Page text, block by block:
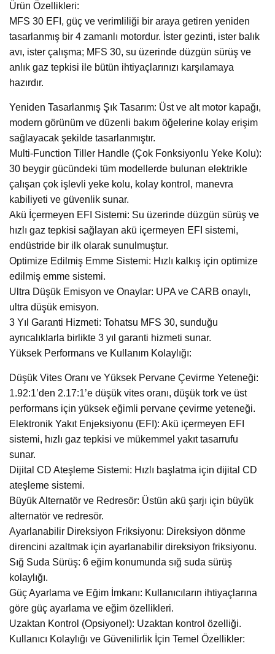
Ürün Özellikleri:
MFS 30 EFI, güç ve verimliliği bir araya getiren yeniden
tasarlanmış bir 4 zamanlı motordur. İster gezinti, ister balık
avı, ister çalışma; MFS 30, su üzerinde düzgün sürüş ve
anlık gaz tepkisi ile bütün ihtiyaçlarınızı karşılamaya
hazırdır.
Yeniden Tasarlanmış Şık Tasarım: Üst ve alt motor kapağı,
modern görünüm ve düzenli bakım öğelerine kolay erişim
sağlayacak şekilde tasarlanmıştır.
Multi-Function Tiller Handle (Çok Fonksiyonlu Yeke Kolu):
30 beygir gücündeki tüm modellerde bulunan elektrikle
çalışan çok işlevli yeke kolu, kolay kontrol, manevra
kabiliyeti ve güvenlik sunar.
Akü İçermeyen EFI Sistemi: Su üzerinde düzgün sürüş ve
hızlı gaz tepkisi sağlayan akü içermeyen EFI sistemi,
endüstride bir ilk olarak sunulmuştur.
Optimize Edilmiş Emme Sistemi: Hızlı kalkış için optimize
edilmiş emme sistemi.
Ultra Düşük Emisyon ve Onaylar: UPA ve CARB onaylı,
ultra düşük emisyon.
3 Yıl Garanti Hizmeti: Tohatsu MFS 30, sunduğu
ayrıcalıklarla birlikte 3 yıl garanti hizmeti sunar.
Yüksek Performans ve Kullanım Kolaylığı:
Düşük Vites Oranı ve Yüksek Pervane Çevirme Yeteneği:
1.92:1’den 2.17:1’e düşük vites oranı, düşük tork ve üst
performans için yüksek eğimli pervane çevirme yeteneği.
Elektronik Yakıt Enjeksiyonu (EFI): Akü içermeyen EFI
sistemi, hızlı gaz tepkisi ve mükemmel yakıt tasarrufu
sunar.
Dijital CD Ateşleme Sistemi: Hızlı başlatma için dijital CD
ateşleme sistemi.
Büyük Alternatör ve Redresör: Üstün akü şarjı için büyük
alternatör ve redresör.
Ayarlanabilir Direksiyon Friksiyonu: Direksiyon dönme
direncini azaltmak için ayarlanabilir direksiyon friksiyonu.
Sığ Suda Sürüş: 6 eğim konumunda sığ suda sürüş
kolaylığı.
Güç Ayarlama ve Eğim İmkanı: Kullanıcıların ihtiyaçlarına
göre güç ayarlama ve eğim özellikleri.
Uzaktan Kontrol (Opsiyonel): Uzaktan kontrol özelliği.
Kullanıcı Kolaylığı ve Güvenilirlik İçin Temel Özellikler: